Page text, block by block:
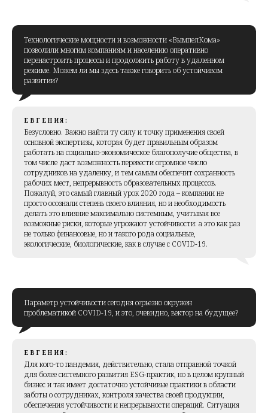
Технологические мощности и возможности «ВымпелКома»
позволили многим компаниям и населению оперативно
перенастроить процессы и продолжить работу в удаленном
режиме. Можем ли мы здесь также говорить об устойчивом
развитии?
ЕВГЕНИЯ:
Безусловно. Важно найти ту силу и точку применения своей
основной экспертизы, которая будет правильным образом
работать на социально-экономическое благополучие общества, в
том числе даст возможность перевести огромное число
сотрудников на удаленку, и тем самым обеспечит сохранность
рабочих мест, непрерывность образовательных процессов.
Пожалуй, это самый главный урок 2020 года – компании не
просто осознали степень своего влияния, но и необходимость
делать это влияние максимально системным, учитывая все
возможные риски, которые угрожают устойчивости: а это как раз
не только финансовые, но и такого рода социальные,
экологические, биологические, как в случае с COVID-19.
Параметр устойчивости сегодня серьезно окружен
проблематикой COVID-19, и это, очевидно, вектор на будущее?
ЕВГЕНИЯ:
Для кого-то пандемия, действительно, стала отправной точкой
для более системного развития ESG-практик, но в целом крупный
бизнес и так имеет достаточно устойчивые практики в области
заботы о сотрудниках, контроля качества своей продукции,
обеспечения устойчивости и непрерывности операций. Ситуация